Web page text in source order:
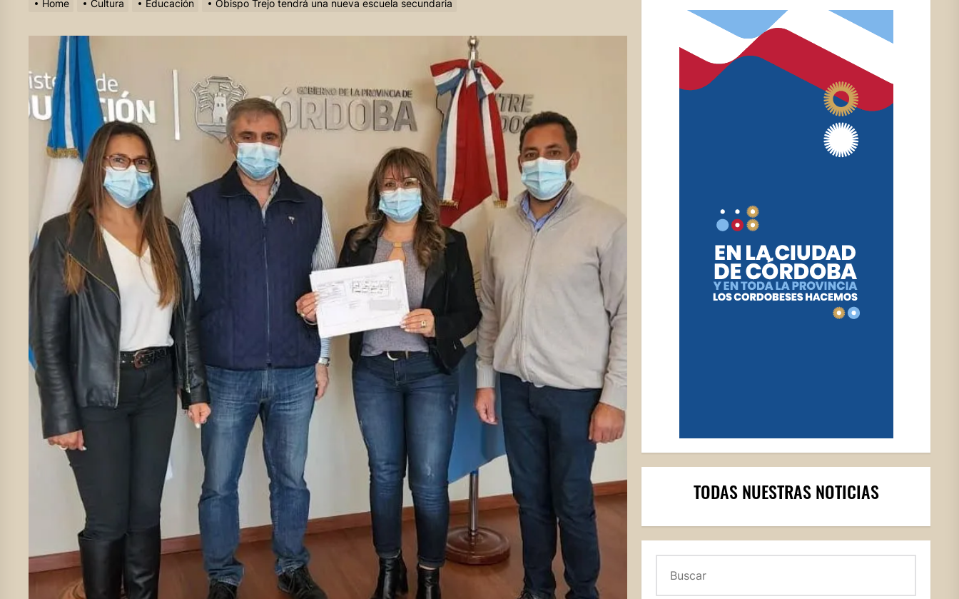
Home Cultura Educación Obispo Trejo tendrá una nueva escuela secundaria
TODAS NUESTRAS NOTICIAS